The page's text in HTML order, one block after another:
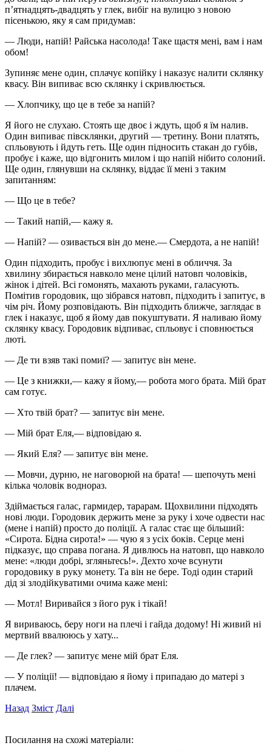
п’ятнадцять-двадцять у глек, вибіг на вулицю з новою
пісенькою, яку я сам придумав:
— Люди, напій! Райська насолода! Таке щастя мені, вам і нам
обом!
Зупиняє мене один, сплачує копійку і наказує налити склянку
квасу. Він випиває всю склянку і скривлюється.
— Хлопчику, що це в тебе за напій?
Я його не слухаю. Стоять ще двоє і ждуть, щоб я їм налив.
Один випиває півсклянки, другий — третину. Вони платять,
спльовують і йдуть геть. Ще один підносить стакан до губів,
пробує і каже, що відгонить милом і що напій нібито солоний.
Ще один, глянувши на склянку, віддає її мені з таким
запитанням:
— Що це в тебе?
— Такий напій,— кажу я.
— Напій? — озивається він до мене.— Смердота, а не напій!
Один підходить, пробує і вихлюпує мені в обличчя. За
хвилину збирається навколо мене цілий натовп чоловіків,
жінок і дітей. Всі гомонять, махають руками, галасують.
Помітив городовик, що зібрався натовп, підходить і запитує, в
чім річ. Йому розповідають. Він підходить ближче, заглядає в
глек і наказує, щоб я йому дав покуштувати. Я наливаю йому
склянку квасу. Городовик відпиває, спльовує і сповнюється
люті.
— Де ти взяв такі помиї? — запитує він мене.
— Це з книжки,— кажу я йому,— робота мого брата. Мій брат
сам готує.
— Хто твій брат? — запитує він мене.
— Мій брат Еля,— відповідаю я.
— Який Еля? — запитує він мене.
— Мовчи, дурню, не наговорюй на брата! — шепочуть мені
кілька чоловік воднораз.
Здіймається галас, гармидер, тарарам. Щохвилини підходять
нові люди. Городовик держить мене за руку і хоче одвести нас
(мене і напій) просто до поліції. А галас стає ще більший:
«Сирота. Бідна сирота!» — чую я з усіх боків. Серце мені
підказує, що справа погана. Я дивлюсь на натовп, що навколо
мене: «люди добрі, згляньтесь!». Дехто хоче всунути
городовику в руку монету. Та він не бере. Тоді один старий
дід зі злодійкуватими очима каже мені:
— Мотл! Виривайся з його рук і тікай!
Я вириваюсь, беру ноги на плечі і гайда додому! Ні живий ні
мертвий ввалююсь у хату...
— Де глек? — запитує мене мій брат Еля.
— У поліції! — відповідаю я йому і припадаю до матері з
плачем.
Назад Зміст Далі
Посилання на схожі матеріали: